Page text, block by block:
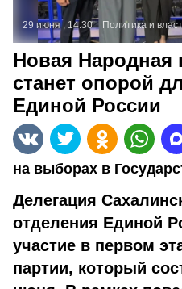
29 июня , 14:30 Политика и
Новая Народная
станет опорой
Единой России
на выборах в
Делегация
отделения Единой
участие в первом
партии, который